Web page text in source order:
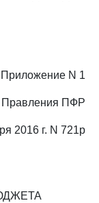
Приложение N 1
Правления ПФР
2016 г. N 721р